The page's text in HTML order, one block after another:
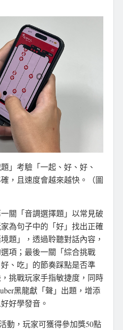
」考驗「一起、好、好、
，且速度會越來越快。（圖
關「音調選擇題」以常見破
為句子中的「好」找出正確
題」，透過聆聽對話內容，
項；最後一關「綜合挑戰
、吃」的節奏踩點是否準
挑戰玩家手指敏捷度，同時
黑龍獻「聲」出題，增添
好學發音。
動，玩家可獲得參加獎50點